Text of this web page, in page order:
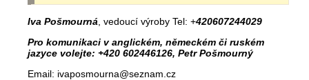
Iva Pošmourná , vedoucí výroby Tel: +420607244029
Pro komunikaci v anglickém, německém či ruském
jazyce volejte: +420 602446126, Petr Pošmourný
Email: ivaposmourna@seznam.cz